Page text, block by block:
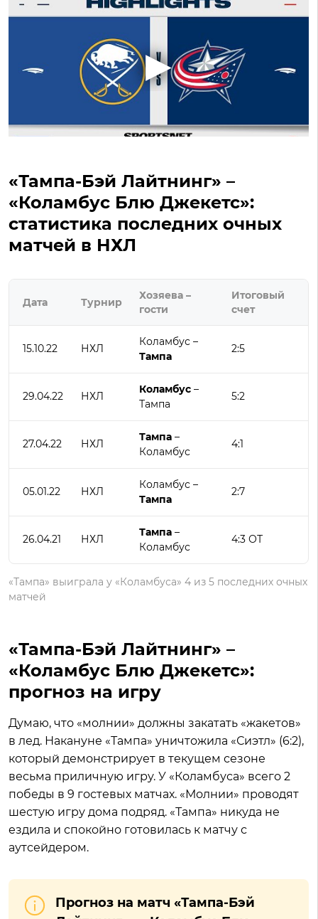
«Тампа-Бэй Лайтнинг» –
«Коламбус Блю Джекетс»:
статистика последних очных
матчей в НХЛ
Дата Турнир
Хозяева –
гости
Итоговый
счет
15.10.22 НХЛ
Коламбус –
Тампа
2:5
29.04.22 НХЛ
Коламбус –
Тампа
5:2
27.04.22 НХЛ
Тампа –
Коламбус
4:1
05.01.22 НХЛ
Коламбус –
Тампа
2:7
26.04.21 НХЛ
Тампа –
Коламбус
4:3 ОТ
«Тампа» выиграла у «Коламбуса» 4 из 5 последних очных
матчей
«Тампа-Бэй Лайтнинг» –
«Коламбус Блю Джекетс»:
прогноз на игру
Думаю, что «молнии» должны закатать «жакетов»
в лед. Накануне «Тампа» уничтожила «Сиэтл» (6:2),
который демонстрирует в текущем сезоне
весьма приличную игру. У «Коламбуса» всего 2
победы в 9 гостевых матчах. «Молнии» проводят
шестую игру дома подряд. «Тампа» никуда не
ездила и спокойно готовилась к матчу с
аутсейдером.
Прогноз на матч «Тампа-Бэй